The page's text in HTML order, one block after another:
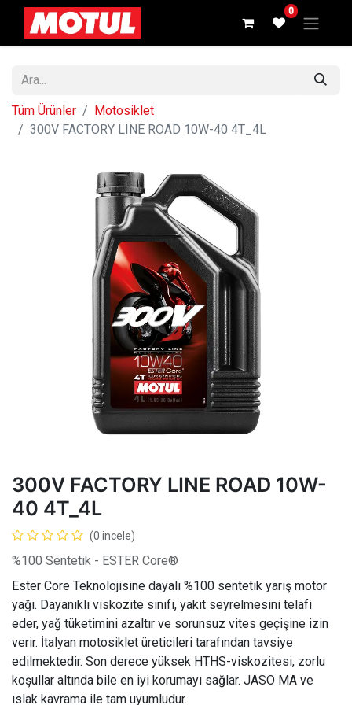
0
Tüm Ürünler
Motosiklet
300V FACTORY LINE ROAD 10W-40 4T_4L
300V FACTORY LINE ROAD 10W-
40 4T_4L
(0 incele)
%100 Sentetik - ESTER Core®
Ester Core Teknolojisine dayalı %100 sentetik yarış motor
yağı. Dayanıklı viskozite sınıfı, yakıt seyrelmesini telafi
eder, yağ tüketimini azaltır ve sorunsuz vites geçişine izin
verir. İtalyan motosiklet üreticileri tarafından tavsiye
edilmektedir. Son derece yüksek HTHS-viskozitesi, zorlu
koşullar altında bile en iyi korumayı sağlar. JASO MA ve
ıslak kavrama ile tam uyumludur.